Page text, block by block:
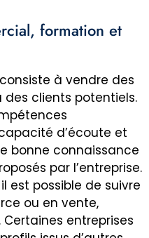
formation et
à vendre des
des clients potentiels.
d’écoute et
bonne connaissance
par l’entreprise.
est possible de suivre
ou en vente,
Certaines entreprises